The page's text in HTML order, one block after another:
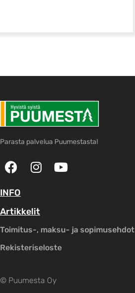
Parasta palvelua Puumestasta!
INFO
Artikkelit
Toimitus-, maksu- ja sopimusehdot
Rekisteriseloste
© Puumesta Oy